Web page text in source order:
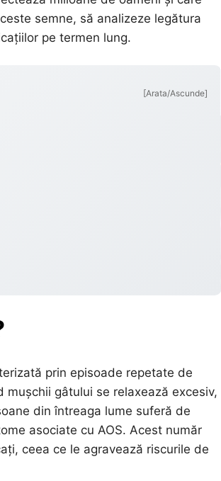
semne, să analizeze legătura
pe termen lung.
[Arata/Ascunde]
prin episoade repetate de
gâtului se relaxează excesiv,
din întreaga lume suferă de
asociate cu AOS. Acest număr
ceea ce le agravează riscurile de